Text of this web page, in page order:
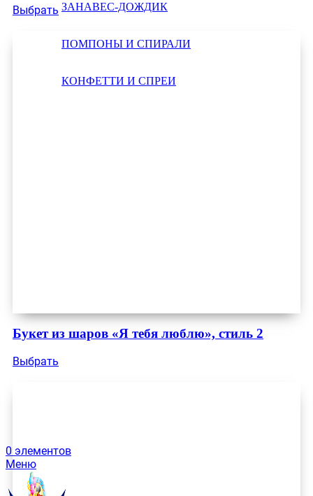
ЗАНАВЕС-ДОЖДИК
ПОМПОНЫ И СПИРАЛИ
КОНФЕТТИ И СПРЕИ
0 элементов
Меню
Выбрать
Букет из шаров «Я тебя люблю», стиль 2
Выбрать